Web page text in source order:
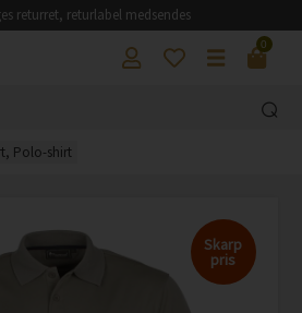
returret, returlabel medsendes
0
Polo-shirt
Skarp
pris